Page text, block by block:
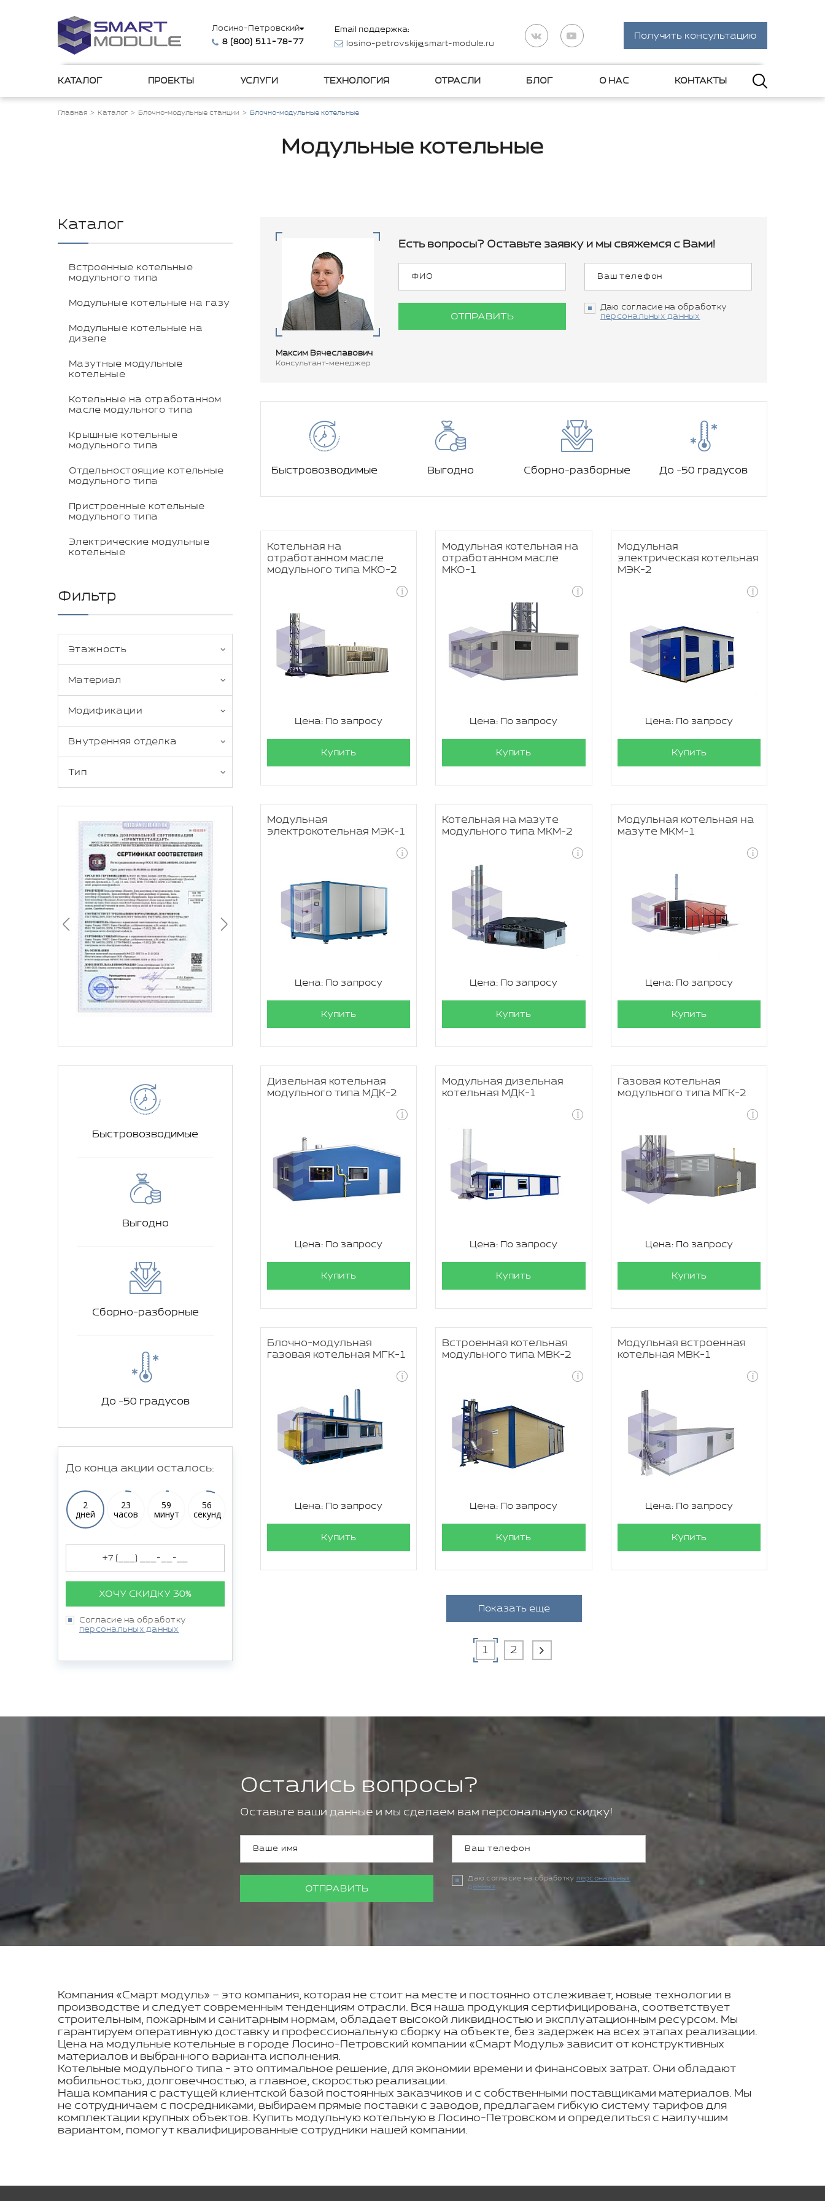
Лосино-Петровский
8 (800) 511-78-77
Email поддержка:
losino-petrovskij@smart-module.ru
Получить консультацию
КАТАЛОГ ПРОЕКТЫ УСЛУГИ ТЕХНОЛОГИЯ ОТРАСЛИ БЛОГ О НАС КОНТАКТЫ
Главная Каталог Блочно-модульные станции Блочно-модульные котельные
Модульные котельные
Каталог
Встроенные котельные
модульного типа
Модульные котельные на газу
Модульные котельные на
дизеле
Мазутные модульные
котельные
Котельные на отработанном
масле модульного типа
Крышные котельные
модульного типа
Отдельностоящие котельные
модульного типа
Пристроенные котельные
модульного типа
Электрические модульные
котельные
Фильтр
Этажность
Материал
Модификации
Внутренняя отделка
Тип
Быстровозводимые
Выгодно
Сборно-разборные
До -50 градусов
До конца акции осталось:
2
дней
23
часов
59
минут
55
секунд
ХОЧУ СКИДКУ 30%
Согласие на обработку
персональных данных
Максим Вячеславович
Консультант-менеджер
Есть вопросы? Оставьте заявку и мы свяжемся с Вами!
ОТПРАВИТЬ
Даю согласие на обработку
персональных данных
Быстровозводимые Выгодно Сборно-разборные До -50 градусов
Котельная на
отработанном масле
модульного типа МКО-2
Цена: По запросу
Купить
Модульная котельная на
отработанном масле
МКО-1
Цена: По запросу
Купить
Модульная
электрическая котельная
МЭК-2
Цена: По запросу
Купить
Модульная
электрокотельная МЭК-1
Цена: По запросу
Купить
Котельная на мазуте
модульного типа МКМ-2
Цена: По запросу
Купить
Модульная котельная на
мазуте МКМ-1
Цена: По запросу
Купить
Дизельная котельная
модульного типа МДК-2
Цена: По запросу
Купить
Модульная дизельная
котельная МДК-1
Цена: По запросу
Купить
Газовая котельная
модульного типа МГК-2
Цена: По запросу
Купить
Блочно-модульная
газовая котельная МГК-1
Цена: По запросу
Купить
Встроенная котельная
модульного типа МВК-2
Цена: По запросу
Купить
Модульная встроенная
котельная МВК-1
Цена: По запросу
Купить
Показать еще
1 2
Остались вопросы?
Оставьте ваши данные и мы сделаем вам персональную скидку!
ОТПРАВИТЬ
Даю согласие на обработку персональных
данных
Компания «Смарт модуль» – это компания, которая не стоит на месте и постоянно отслеживает, новые технологии в
производстве и следует современным тенденциям отрасли. Вся наша продукция сертифицирована, соответствует
строительным, пожарным и санитарным нормам, обладает высокой ликвидностью и эксплуатационным ресурсом. Мы
гарантируем оперативную доставку и профессиональную сборку на объекте, без задержек на всех этапах реализации.
Цена на модульные котельные в городе Лосино-Петровский компании «Смарт Модуль» зависит от конструктивных
материалов и выбранного варианта исполнения.
Котельные модульного типа - это оптимальное решение, для экономии времени и финансовых затрат. Они обладают
мобильностью, долговечностью, а главное, скоростью реализации.
Наша компания с растущей клиентской базой постоянных заказчиков и с собственными поставщиками материалов. Мы
не сотрудничаем с посредниками, выбираем прямые поставки с заводов, предлагаем гибкую систему тарифов для
комплектации крупных объектов. Купить модульную котельную в Лосино-Петровском и определиться с наилучшим
вариантом, помогут квалифицированные сотрудники нашей компании.